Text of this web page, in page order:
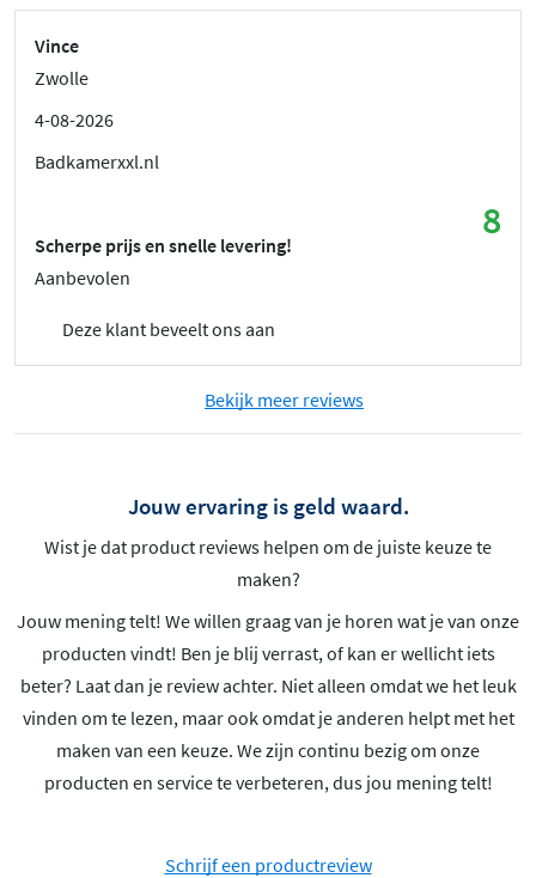
Vince
Zwolle
4-08-2026
Badkamerxxl.nl
8
Scherpe prijs en snelle levering!
Aanbevolen
Deze klant beveelt ons aan
Bekijk meer reviews
Jouw ervaring is geld waard.
Wist je dat product reviews helpen om de juiste keuze te
maken?
Jouw mening telt! We willen graag van je horen wat je van onze
producten vindt! Ben je blij verrast, of kan er wellicht iets
beter? Laat dan je review achter. Niet alleen omdat we het leuk
vinden om te lezen, maar ook omdat je anderen helpt met het
maken van een keuze. We zijn continu bezig om onze
producten en service te verbeteren, dus jou mening telt!
Schrijf een productreview